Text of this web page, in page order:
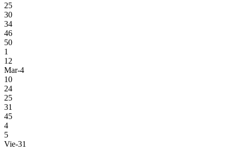
25
30
34
46
50
1
12
Mar-4
10
24
25
31
45
4
5
Vie-31